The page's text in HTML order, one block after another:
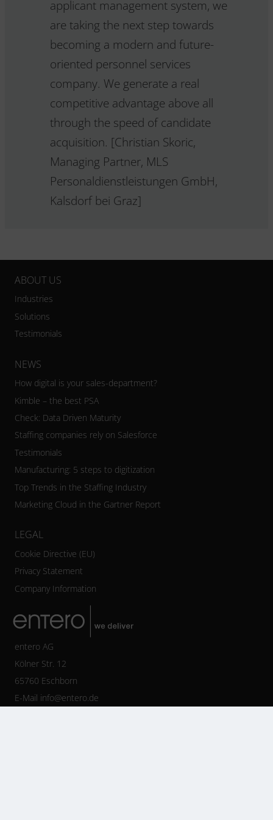
applicant management system, we
are taking the next step towards
becoming a modern and future-
oriented personnel services
company. We generate a real
competitive advantage above all
through the speed of candidate
acquisition. [Christian Skoric,
Managing Partner, MLS
Personaldienstleistungen GmbH,
Kalsdorf bei Graz]
ABOUT US
Industries
Solutions
Testimonials
NEWS
How digital is your sales-department?
Kimble – the best PSA
Check: Data Driven Maturity
Staffing companies rely on Salesforce
Testimonials
Manufacturing: 5 steps to digitization
Top Trends in the Staffing Industry
Marketing Cloud in the Gartner Report
LEGAL
Cookie Directive (EU)
Privacy Statement
Company Information
entero AG
Kölner Str. 12
65760 Eschborn
E-Mail info@entero.de